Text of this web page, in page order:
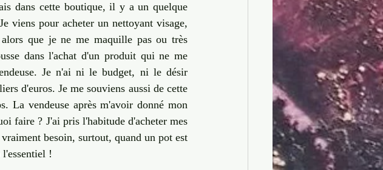
dans cette boutique, il y a un quelque
viens pour acheter un nettoyant visage,
que je ne me maquille pas ou très
dans l'achat d'un produit qui ne me
Je n'ai ni le budget, ni le désir
d'euros. Je me souviens aussi de cette
La vendeuse après m'avoir donné mon
faire ? J'ai pris l'habitude d'acheter mes
besoin, surtout, quand un pot est
!